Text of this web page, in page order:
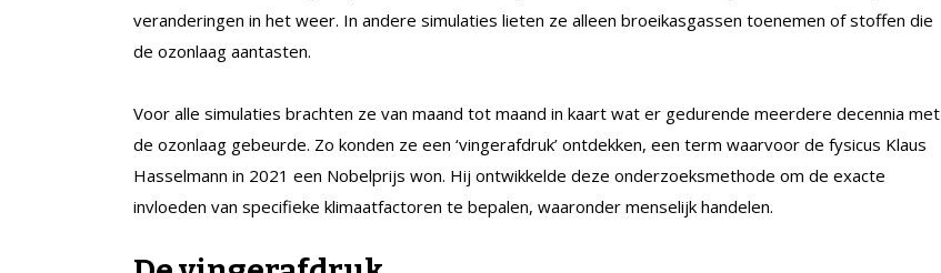
veranderingen in het weer. In andere simulaties lieten ze alleen broeikasgassen toenemen of stoffen die
de ozonlaag aantasten.
Voor alle simulaties brachten ze van maand tot maand in kaart wat er gedurende meerdere decennia met
de ozonlaag gebeurde. Zo konden ze een ‘vingerafdruk’ ontdekken, een term waarvoor de fysicus Klaus
Hasselmann in 2021 een Nobelprijs won. Hij ontwikkelde deze onderzoeksmethode om de exacte
invloeden van specifieke klimaatfactoren te bepalen, waaronder menselijk handelen.